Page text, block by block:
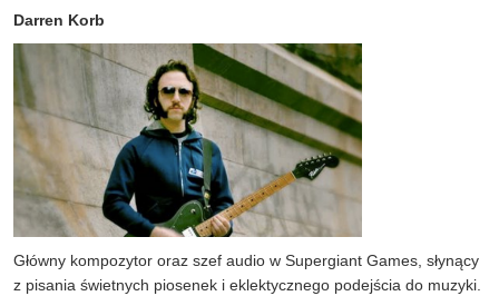
Darren Korb
Główny kompozytor oraz szef audio w Supergiant Games, słynący
z pisania świetnych piosenek i eklektycznego podejścia do muzyki.